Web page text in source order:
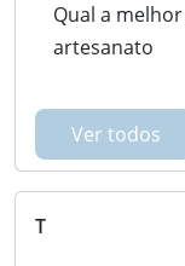
Qual a
artesanato
Ver todos
T